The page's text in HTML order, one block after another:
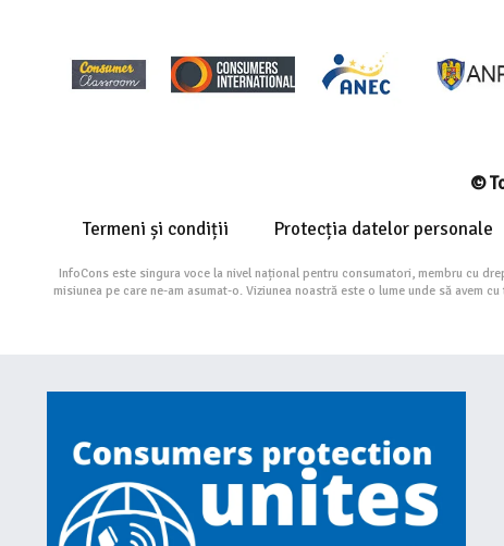
©
Termeni și condiții Protecția datelor personale
InfoCons este singura voce la nivel național pentru consumatori, membru cu
misiunea pe care ne-am asumat-o. Viziunea noastră este o lume unde să